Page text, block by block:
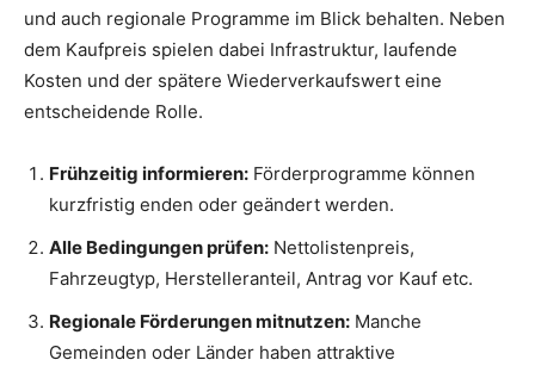
und auch regionale Programme im Blick behalten. Neben
dem Kaufpreis spielen dabei Infrastruktur, laufende
Kosten und der spätere Wiederverkaufswert eine
entscheidende Rolle.
Frühzeitig informieren: Förderprogramme können
kurzfristig enden oder geändert werden.
Alle Bedingungen prüfen: Nettolistenpreis,
Fahrzeugtyp, Herstelleranteil, Antrag vor Kauf etc.
Regionale Förderungen mitnutzen: Manche
Gemeinden oder Länder haben attraktive